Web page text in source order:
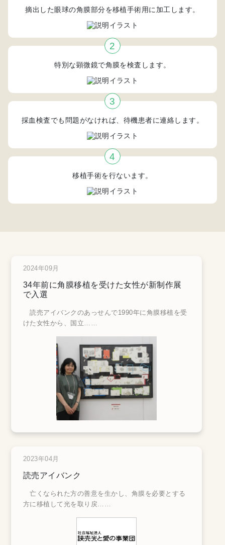
摘出した眼球の角膜部分を移植手術用に加工します。
特別な顕微鏡で角膜を検査します。
採血検査でも問題がなければ、待機患者に連絡します。
移植手術を行ないます。
2024年09月
34年前に角膜移植を受けた女性が新制作展
で入選
読売アイバンクのあっせんで1990年に角膜移植を受
けた女性から、国立
2023年04月
読売アイバンク
亡くなられた方の善意を生かし、角膜を必要とする
方に移植して光を取り戻